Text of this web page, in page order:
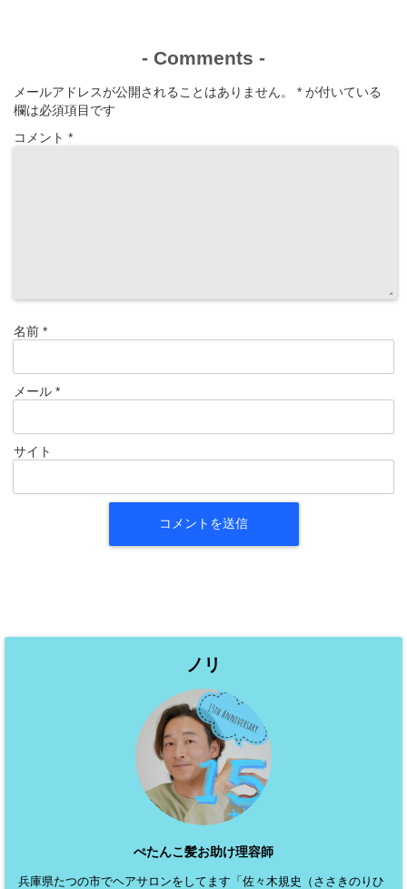
- Comments -
メールアドレスが公開されることはありません。 * が付いている
欄は必須項目です
コメント *
名前 *
メール *
サイト
ノリ
ぺたんこ髪お助け理容師
兵庫県たつの市でヘアサロンをしてます「佐々木規史（ささきのりひ